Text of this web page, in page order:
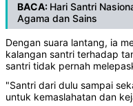
BACA: Hari Santri
Agama dan Sains
Dengan suara lantang, ia
kalangan santri terhadap
santri tidak pernah
"Santri dari dulu sampai
untuk kemaslahatan dan